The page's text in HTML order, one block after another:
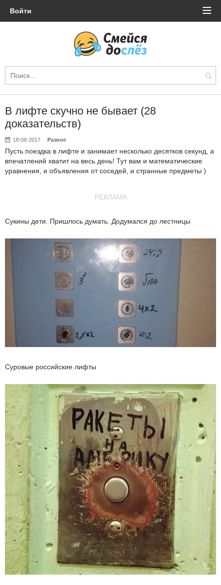
Войти
В лифте скучно не бывает (28
доказательств)
18-08-2017 Разное
Пусть поездка в лифте и занимает несколько десятков секунд, а
впечатлений хватит на весь день! Тут вам и математические
уравнения, и объявления от соседей, и странные предметы )
РЕКЛАМА
Сукины дети. Пришлось думать. Додумался до лестницы
Суровые российские лифты